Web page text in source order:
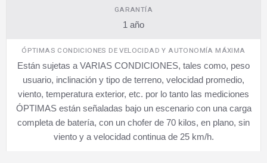
GARANTÍA
1 año
ÓPTIMAS CONDICIONES DE VELOCIDAD Y AUTONOMÍA MÁXIMA
Están sujetas a VARIAS CONDICIONES, tales como, peso
usuario, inclinación y tipo de terreno, velocidad promedio,
viento, temperatura exterior, etc. por lo tanto las mediciones
ÓPTIMAS están señaladas bajo un escenario con una carga
completa de batería, con un chofer de 70 kilos, en plano, sin
viento y a velocidad continua de 25 km/h.